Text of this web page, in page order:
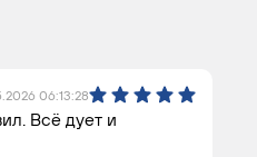
06:13:28
Всё дует и